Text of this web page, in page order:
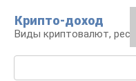
контенту
Крипто-доход
Виды криптовалют,